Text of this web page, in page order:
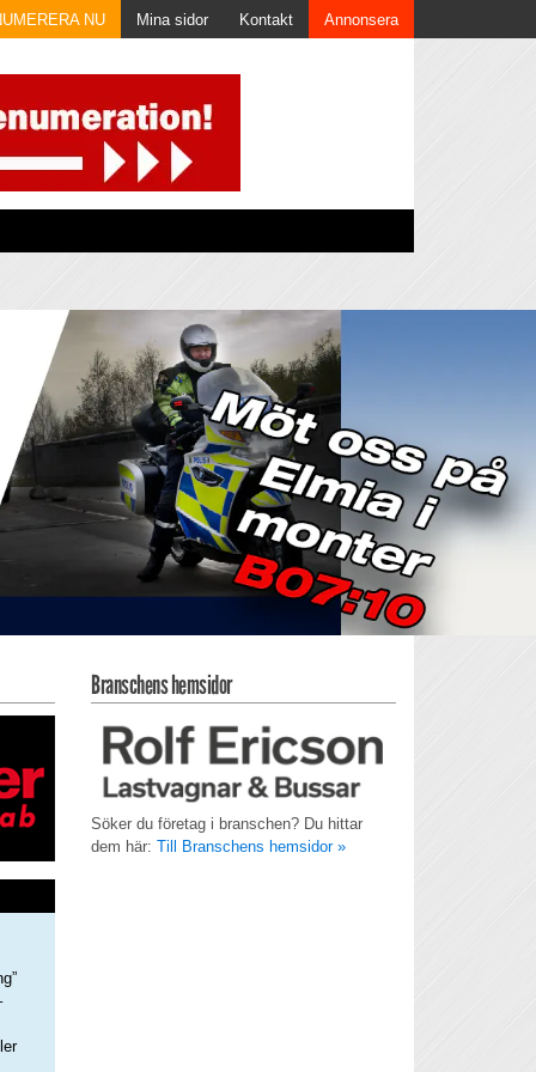
NU Mina sidor Kontakt Annonsera
Branschens hemsidor
Söker du företag i branschen? Du hittar
dem här: Till Branschens hemsidor »